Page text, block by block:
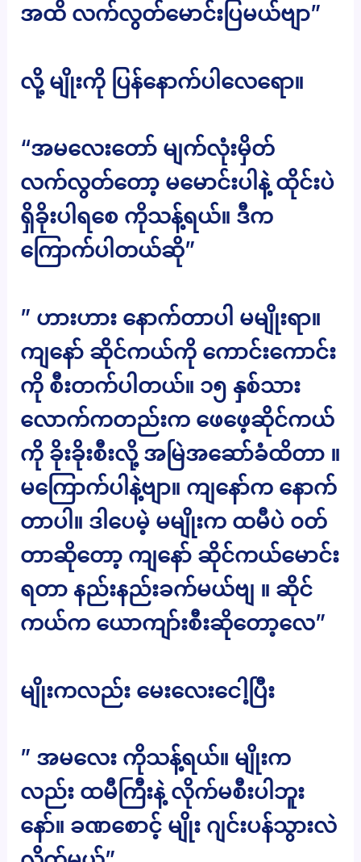
အထိ လက်လွတ်မောင်းပြမယ်ဗျာ”
လို့ မျိုးကို ပြန်နောက်ပါလေရော။
“အမလေးတော် မျက်လုံးမှိတ်
လက်လွတ်တော့ မမောင်းပါနဲ့ ထိုင်းပဲ
ရှိခိုးပါရစေ ကိုသန့်ရယ်။ ဒီက
ကြောက်ပါတယ်ဆို”
” ဟားဟား နောက်တာပါ မမျိုးရာ။
ကျနော် ဆိုင်ကယ်ကို ကောင်းကောင်း
ကို စီးတက်ပါတယ်။ ၁၅ နှစ်သား
လောက်ကတည်းက ဖေဖေ့ဆိုင်ကယ်
ကို ခိုးခိုးစီးလို့ အမြဲအဆော်ခံထိတာ ။
မကြောက်ပါနဲ့ဗျာ။ ကျနော်က နောက်
တာပါ။ ဒါပေမဲ့ မမျိုးက ထမီပဲ ၀တ်
တာဆိုတော့ ကျနော် ဆိုင်ကယ်မောင်း
ရတာ နည်းနည်းခက်မယ်ဗျ ။ ဆိုင်
ကယ်က ယောကျာ်းစီးဆိုတော့လေ”
မျိုးကလည်း မေးလေးငေါ့ပြီး
” အမလေး ကိုသန့်ရယ်။ မျိုးက
လည်း ထမီကြီးနဲ့ လိုက်မစီးပါဘူး
နော်။ ခဏစောင့် မျိုး ဂျင်းပန်သွားလဲ